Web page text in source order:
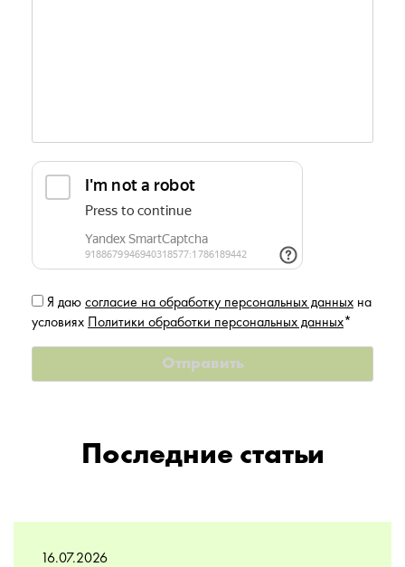
Я даю согласие на обработку персональных данных на
условиях Политики обработки персональных данных*
Последние статьи
16.07.2026